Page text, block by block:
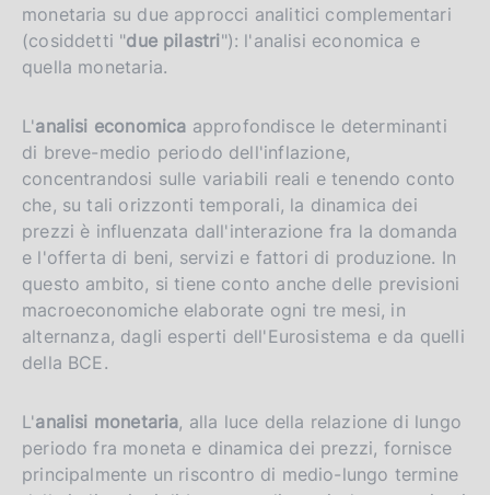
monetaria su due approcci analitici complementari
(cosiddetti "due pilastri"): l'analisi economica e
quella monetaria.
L'analisi economica approfondisce le determinanti
di breve-medio periodo dell'inflazione,
concentrandosi sulle variabili reali e tenendo conto
che, su tali orizzonti temporali, la dinamica dei
prezzi è influenzata dall'interazione fra la domanda
e l'offerta di beni, servizi e fattori di produzione. In
questo ambito, si tiene conto anche delle previsioni
macroeconomiche elaborate ogni tre mesi, in
alternanza, dagli esperti dell'Eurosistema e da quelli
della BCE.
L'analisi monetaria, alla luce della relazione di lungo
periodo fra moneta e dinamica dei prezzi, fornisce
principalmente un riscontro di medio-lungo termine